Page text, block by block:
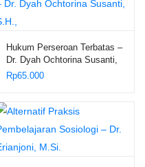
Hukum Perseroan Terbatas –
Dr. Dyah Ochtorina Susanti,
S.H.,
Rp65.000